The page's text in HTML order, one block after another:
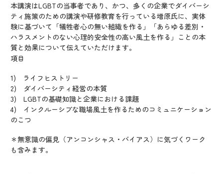
本講演はLGBTの当事者であり、かつ、多くの企業でダイバーシ
ティ施策のための講演や研修教育を行っている増原氏に、実体
験に基づいて「犠牲者心の無い組織を作る」「あらゆる差別・
ハラスメントのない心理的安全性の高い風土を作る」ことの本
質と効果について伝えていただけます。
項目
1) ライフヒストリー
2) ダイバーシティ経営の本質
3) LGBTの基礎知識と企業における課題
4) インクルーシブな職場風土を作るためのコミュニケーション
のこつ
＊無意識の偏見（アンコンシャス・バイアス）に気づくワーク
も含みます。